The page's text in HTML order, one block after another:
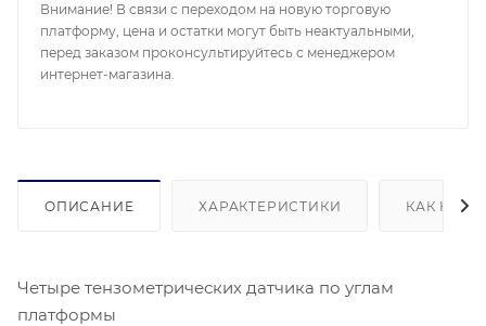
Внимание! В связи с переходом на новую торговую
платформу, цена и остатки могут быть неактуальными,
перед заказом проконсультируйтесь с менеджером
интернет-магазина.
ОПИСАНИЕ ХАРАКТЕРИСТИКИ КАК
Четыре тензометрических датчика по углам
платформы